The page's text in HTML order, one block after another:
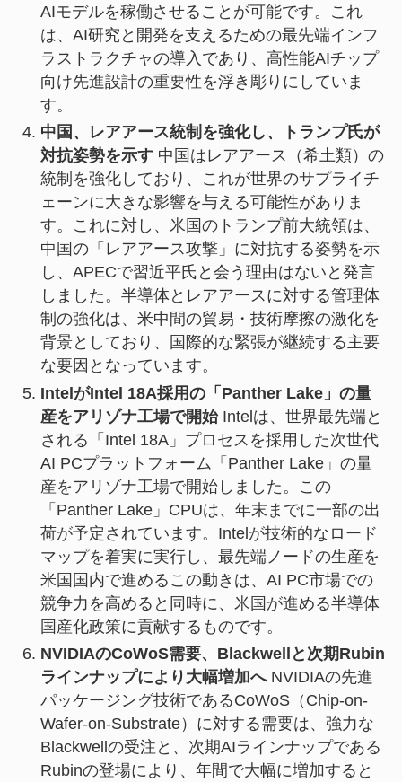
AIモデルを稼働させることが可能です。これ
は、AI研究と開発を支えるための最先端インフ
ラストラクチャの導入であり、高性能AIチップ
向け先進設計の重要性を浮き彫りにしていま
す。
中国、レアアース統制を強化し、トランプ氏が
対抗姿勢を示す中国はレアアース（希土類）の
統制を強化しており、これが世界のサプライチ
ェーンに大きな影響を与える可能性がありま
す。これに対し、米国のトランプ前大統領は、
中国の「レアアース攻撃」に対抗する姿勢を示
し、APECで習近平氏と会う理由はないと発言
しました。半導体とレアアースに対する管理体
制の強化は、米中間の貿易・技術摩擦の激化を
背景としており、国際的な緊張が継続する主要
な要因となっています。
IntelがIntel 18A採用の「Panther Lake」の量
産をアリゾナ工場で開始Intelは、世界最先端と
される「Intel 18A」プロセスを採用した次世代
AI PCプラットフォーム「Panther Lake」の量
産をアリゾナ工場で開始しました。この
「Panther Lake」CPUは、年末までに一部の出
荷が予定されています。Intelが技術的なロード
マップを着実に実行し、最先端ノードの生産を
米国国内で進めるこの動きは、AI PC市場での
競争力を高めると同時に、米国が進める半導体
国産化政策に貢献するものです。
NVIDIAのCoWoS需要、Blackwellと次期Rubin
ラインナップにより大幅増加へNVIDIAの先進
パッケージング技術であるCoWoS（Chip-on-
Wafer-on-Substrate）に対する需要は、強力な
Blackwellの受注と、次期AIラインナップである
Rubinの登場により、年間で大幅に増加すると